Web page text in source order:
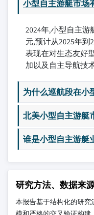
小型自主游艇市场
2024年,小型自主游
元,预计从2025年到
表现在对生态友好
加以及自主导航技
为什么巡航段在小
北美小型自主游艇
谁是小型自主游艇
研究方法、数据来
本报告基于结构化的研